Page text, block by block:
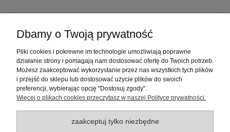
O nas
pokaż pełną wersję strony
Sklep internetowy Shoper Premium
Dbamy o Twoją prywatność
Pliki cookies i pokrewne im technologie umożliwiają poprawne
działanie strony i pomagają nam dostosować ofertę do Twoich potrzeb.
Możesz zaakceptować wykorzystanie przez nas wszystkich tych plików
i przejść do sklepu lub dostosować użycie plików do swoich
preferencji, wybierając opcję "Dostosuj zgody".
Więcej o plikach cookies przeczytasz w naszej Polityce prywatności.
zaakceptuj tylko niezbędne